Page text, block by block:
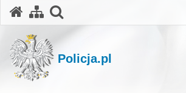
Policja.pl